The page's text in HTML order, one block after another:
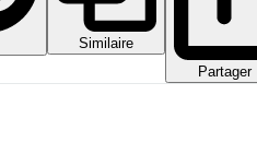
Similaire
Partager